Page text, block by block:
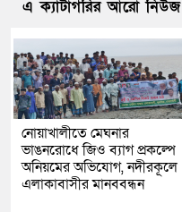
এ ক্যাটাগরির আরো নিউজ
নোয়াখালীতে মেঘনার
ভাঙনরোধে জিও ব্যাগ প্রকল্পে
অনিয়মের অভিযোগ, নদীরকূলে
এলাকাবাসীর মানববন্ধন